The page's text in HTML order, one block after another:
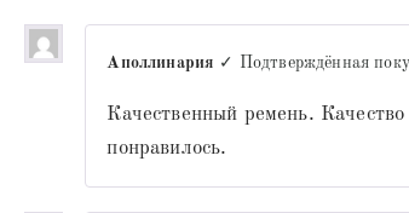
Аполлинария ✓ Подтверждённая
Качественный ремень.
понравилось.